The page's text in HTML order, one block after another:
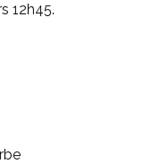
12h45.